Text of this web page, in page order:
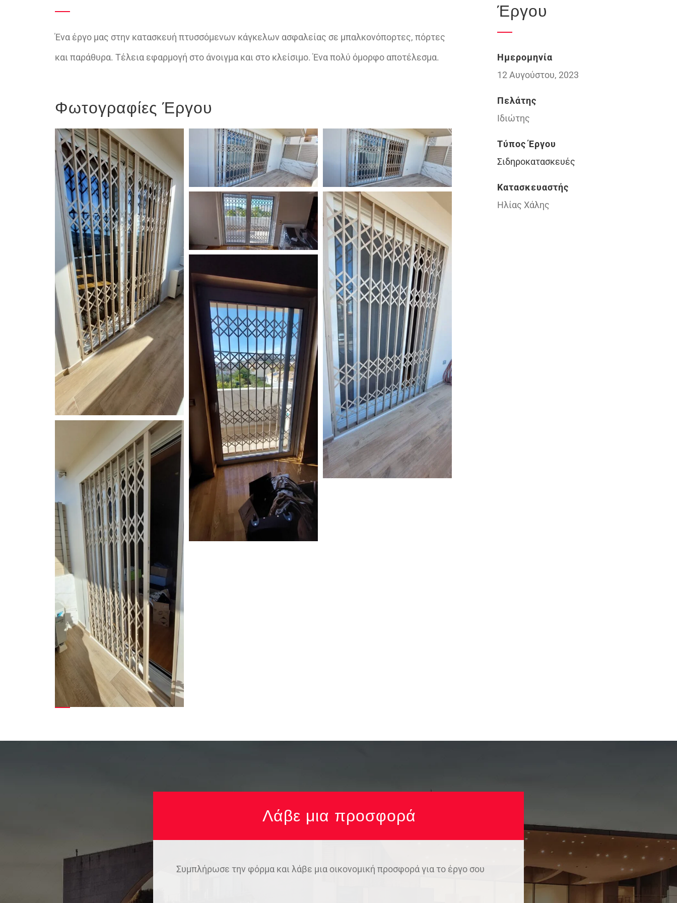
Ένα έργο μας στην κατασκευή πτυσσόμενων κάγκελων ασφαλείας σε μπαλκονόπορτες, πόρτες
και παράθυρα. Τέλεια εφαρμογή στο άνοιγμα και στο κλείσιμο. Ένα πολύ όμορφο αποτέλεσμα.
Φωτογραφίες Έργου
Έργου
Ημερομηνία
12 Αυγούστου, 2023
Πελάτης
Ιδιώτης
Τύπος Έργου
Σιδηροκατασκευές
Κατασκευαστής
Ηλίας Χάλης
Λάβε μια προσφορά
Συμπλήρωσε την φόρμα και λάβε μια οικονομική προσφορά για το έργο σου